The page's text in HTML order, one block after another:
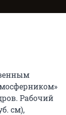
Рабочий
см),